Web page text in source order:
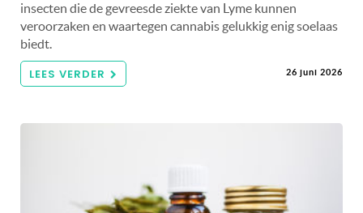
insecten die de gevreesde ziekte van Lyme kunnen
veroorzaken en waartegen cannabis gelukkig enig soelaas
biedt.
LEES VERDER 26 juni 2026